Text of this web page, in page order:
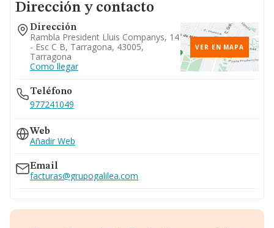
Dirección y contacto
Dirección
Rambla President Lluis Companys, 14
- Esc C B, Tarragona, 43005,
Tarragona
Como llegar
VER EN MAPA
Teléfono
977241049
Web
Añadir Web
Email
facturas@grupogalilea.com